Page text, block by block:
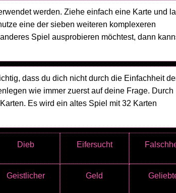
werden. Ziehe einfach eine Karte und
eine der sieben weiteren komplexeren
Spiel ausprobieren möchtest, dann
dass du dich nicht durch die Einfachheit
wie immer zuerst auf deine Frage. Durch
Es wird ein altes Spiel mit 32 Karten
Dieb Eifersucht
Geistlicher Geld